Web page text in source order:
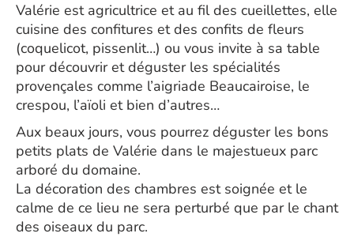
Valérie est agricultrice et au fil des cueillettes, elle
cuisine des confitures et des confits de fleurs
(coquelicot, pissenlit…) ou vous invite à sa table
pour découvrir et déguster les spécialités
provençales comme l’aigriade Beaucairoise, le
crespou, l’aïoli et bien d’autres…
Aux beaux jours, vous pourrez déguster les bons
petits plats de Valérie dans le majestueux parc
arboré du domaine.
La décoration des chambres est soignée et le
calme de ce lieu ne sera perturbé que par le chant
des oiseaux du parc.